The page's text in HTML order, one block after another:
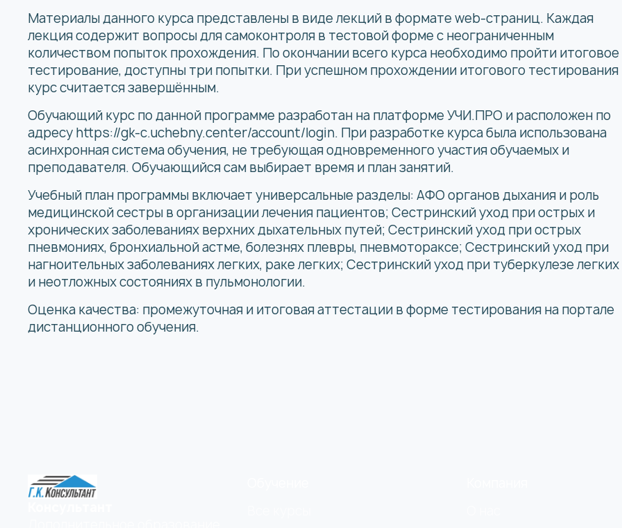
Материалы данного курса представлены в виде лекций в формате web-страниц. Каждая
лекция содержит вопросы для самоконтроля в тестовой форме с неограниченным
количеством попыток прохождения. По окончании всего курса необходимо пройти итоговое
тестирование, доступны три попытки. При успешном прохождении итогового тестирования
курс считается завершённым.
Обучающий курс по данной программе разработан на платформе УЧИ.ПРО и расположен по
адресу https://gk-c.uchebny.center/account/login. При разработке курса была использована
асинхронная система обучения, не требующая одновременного участия обучаемых и
преподавателя. Обучающийся сам выбирает время и план занятий.
Учебный план программы включает универсальные разделы: АФО органов дыхания и роль
медицинской сестры в организации лечения пациентов; Сестринский уход при острых и
хронических заболеваниях верхних дыхательных путей; Сестринский уход при острых
пневмониях, бронхиальной астме, болезнях плевры, пневмотораксе; Сестринский уход при
нагноительных заболеваниях легких, раке легких; Сестринский уход при туберкулезе легких
и неотложных состояниях в пульмонологии.
Оценка качества: промежуточная и итоговая аттестации в форме тестирования на портале
дистанционного обучения.